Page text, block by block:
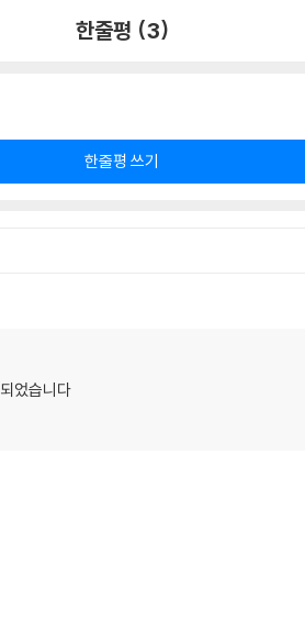
한줄평 (3)
한줄평 쓰기
었습니다